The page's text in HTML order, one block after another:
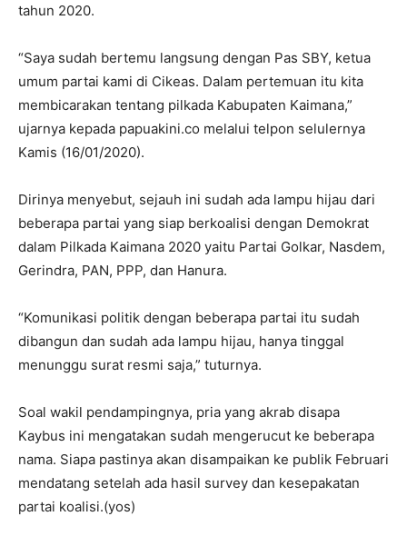
tahun 2020.
“Saya sudah bertemu langsung dengan Pas SBY, ketua
umum partai kami di Cikeas. Dalam pertemuan itu kita
membicarakan tentang pilkada Kabupaten Kaimana,”
ujarnya kepada papuakini.co melalui telpon selulernya
Kamis (16/01/2020).
Dirinya menyebut, sejauh ini sudah ada lampu hijau dari
beberapa partai yang siap berkoalisi dengan Demokrat
dalam Pilkada Kaimana 2020 yaitu Partai Golkar, Nasdem,
Gerindra, PAN, PPP, dan Hanura.
“Komunikasi politik dengan beberapa partai itu sudah
dibangun dan sudah ada lampu hijau, hanya tinggal
menunggu surat resmi saja,” tuturnya.
Soal wakil pendampingnya, pria yang akrab disapa
Kaybus ini mengatakan sudah mengerucut ke beberapa
nama. Siapa pastinya akan disampaikan ke publik Februari
mendatang setelah ada hasil survey dan kesepakatan
partai koalisi.(yos)